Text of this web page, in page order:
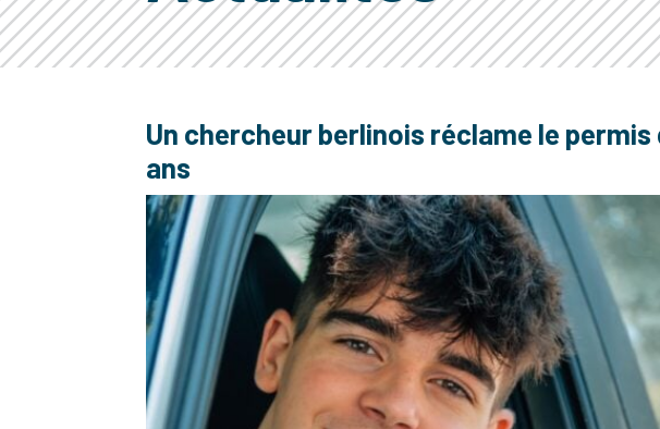
Un chercheur berlinois réclame le
ans